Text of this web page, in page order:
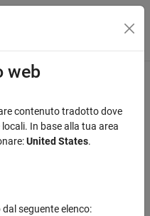
di navigazione
this information?
web
contenuto tradotto dove
In base alla tua area
United States.
seguente elenco: